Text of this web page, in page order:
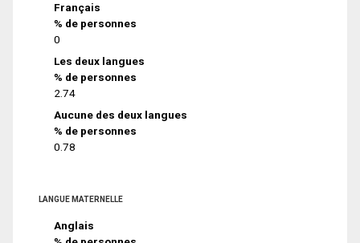
Français
% de personnes
0
Les deux langues
% de personnes
2.74
Aucune des deux langues
% de personnes
0.78
LANGUE MATERNELLE
Anglais